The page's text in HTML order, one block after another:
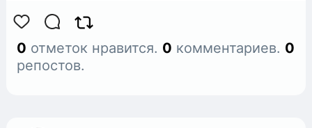
0 отметок нравится. 0 комментариев. 0
репостов.